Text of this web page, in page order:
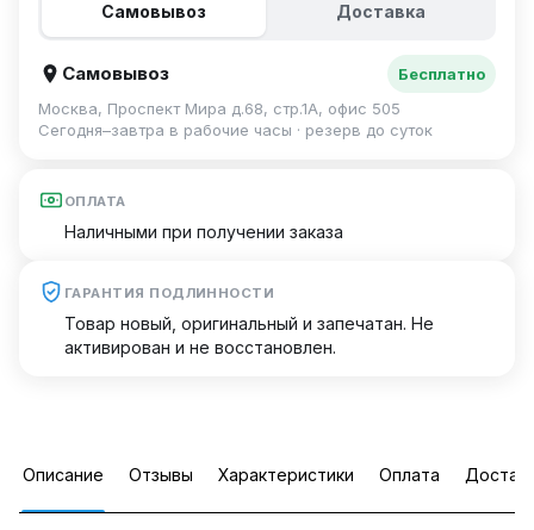
Самовывоз Доставка
Самовывоз
Бесплатно
Москва, Проспект Мира д.68, стр.1А, офис 505
Сегодня–завтра в рабочие часы · резерв до суток
ОПЛАТА
Наличными при получении заказа
ГАРАНТИЯ ПОДЛИННОСТИ
Товар новый, оригинальный и запечатан. Не
активирован и не восстановлен.
Описание Отзывы Характеристики Оплата